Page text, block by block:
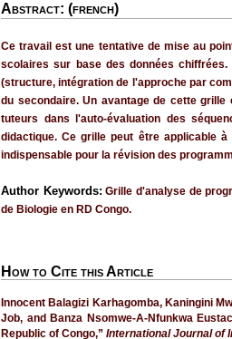
Abstract: (french)
Ce travail est une tentative de mise au
scolaires sur base des données
(structure, intégration de l'approche par
du secondaire. Un avantage de cette
tuteurs dans l'auto-évaluation des
didactique. Ce grille peut être applicable
indispensable pour la révision des
Author Keywords: Grille d'analyse de
de Biologie en RD Congo.
How to Cite this Article
Innocent Balagizi Karhagomba, Kaningini
Job, and Banza Nsomwe-A-Nfunkwa
Republic of Congo,” International Journal of